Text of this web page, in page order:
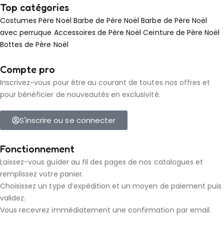
Top catégories
Costumes Père Noël Barbe de Père Noël Barbe de Père Noël
avec perruque Accessoires de Père Noël Ceinture de Père Noël
Bottes de Père Noël
Compte pro
Inscrivez-vous pour être au courant de toutes nos offres et
pour bénéficier de nouveautés en exclusivité.
S'inscrire ou se connecter
Fonctionnement
Laissez-vous guider au fil des pages de nos catalogues et
remplissez votre panier.
Choisissez un type d’expédition et un moyen de paiement puis
validez.
Vous recevrez immédiatement une confirmation par email.